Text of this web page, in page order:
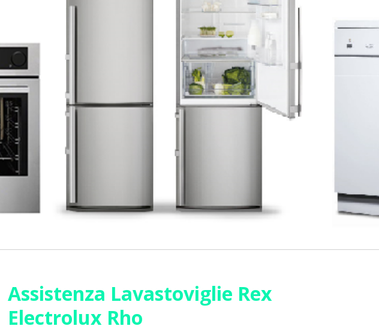
Assistenza Lavastoviglie Rex
Electrolux Rho